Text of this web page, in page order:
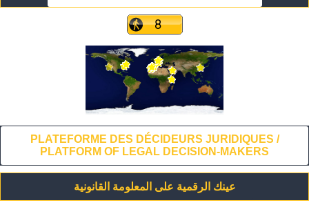
PLATEFORME DES DÉCIDEURS JURIDIQUES /
PLATFORM OF LEGAL DECISION-MAKERS
عينك الرقمية على المعلومة القانونية